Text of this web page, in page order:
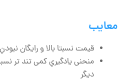
معایب
قیمت نسبتا بالا و رایگان نبودنِ
منحنی یادگیریِ کمی تند تر
دیگر